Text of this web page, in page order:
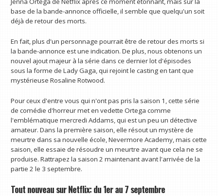
base de la bande-annonce officielle, il semble que quelqu'un soit
déjà de retour des morts.
En fait, plus d'un personnage pourrait être de retour des morts si
la bande-annonce est une indication. De plus, nous obtenons un
nouvel ajout majeur à la série dans ce dernier lot d'épisodes
sous la forme de Lady Gaga, qui rejoint le casting en tant que
mystérieuse Rosaline Rotwood.
Pour ceux d'entre vous qui n'ont pas pris la saison 1, cette série
de comédie d'horreur met en vedette Ortega comme
l'emblématique mercredi Addams, qui est un peu un détective
amateur. Dans la première saison, elle résout un mystère de
meurtre dans sa nouvelle école, Nevermore Academy, mais cette
saison, elle essaie de résoudre un meurtre avant que cela ne se
produise. Rattrapez la saison 2 maintenant avant l'arrivée de la
partie 2 le 3 septembre.
Tout nouveau sur Netflix: du 1er au 7 septembre